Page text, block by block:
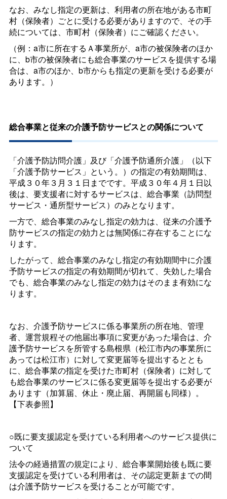
なお、みなし指定の更新は、利用者の所在地がある市町
村（保険者）ごとに受ける必要がありますので、その手
続については、市町村（保険者）にご確認ください。
（例：a市に所在するＡ事業所が、a市の被保険者のほか
に、b市の被保険者にも総合事業のサービスを提供する場
合は、a市のほか、b市からも指定の更新を受ける必要が
あります。）
総合事業と従来の介護予防サービスとの関係について
「介護予防訪問介護」及び「介護予防通所介護」（以下
「介護予防サービス」という。）の指定の有効期間は、
平成３０年３月３１日までです。平成３０年４月１日以
後は、要支援者に対するサービスは、総合事業（訪問型
サービス・通所型サービス）のみとなります。
一方で、総合事業のみなし指定の効力は、従来の介護予
防サービスの指定の効力とは無関係に存在することにな
ります。
したがって、総合事業のみなし指定の有効期間中に介護
予防サービスの指定の有効期間が切れて、失効した場合
でも、総合事業のみなし指定の効力はそのまま有効にな
ります。
なお、介護予防サービスに係る事業所の所在地、管理
者、運営規程その他届出事項に変更があった場合は、介
護予防サービスを所管する島根県（松江市内の事業所に
あっては松江市）に対して変更届等を提出するととも
に、総合事業の指定を受けた市町村（保険者）に対して
も総合事業のサービスに係る変更届等を提出する必要が
あります（加算届、休止・廃止届、再開届も同様）。
【下表参照】
○既に要支援認定を受けている利用者へのサービス提供に
ついて
法令の経過措置の規定により、総合事業開始後も既に要
支援認定を受けている利用者は、その認定更新までの間
は介護予防サービスを受けることが可能です。